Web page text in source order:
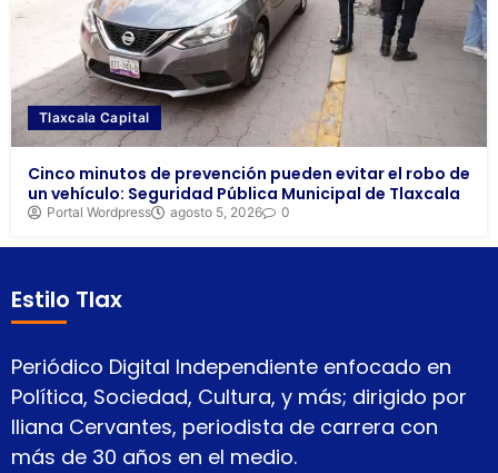
Tlaxcala Capital
Cinco minutos de prevención pueden evitar el robo de
un vehículo: Seguridad Pública Municipal de Tlaxcala
Portal Wordpress agosto 5, 2026 0
Estilo Tlax
Periódico Digital Independiente enfocado en
Política, Sociedad, Cultura, y más; dirigido por
Iliana Cervantes, periodista de carrera con
más de 30 años en el medio.